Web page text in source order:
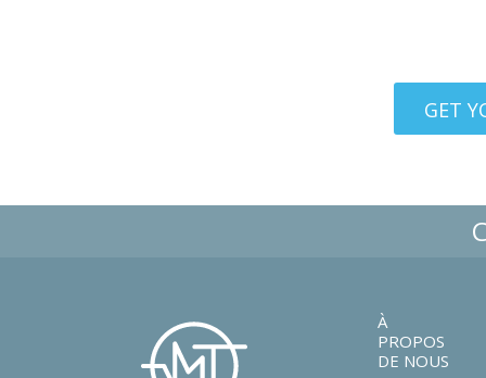
GET
À
PROPOS
DE NOUS